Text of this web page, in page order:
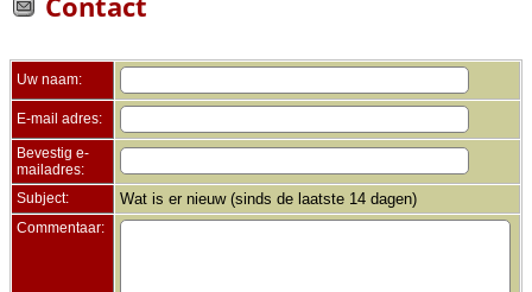
Uw naam:
E-mail adres:
Bevestig e-
mailadres:
Subject:
Wat is er nieuw (sinds de laatste 14 dagen)
Commentaar: